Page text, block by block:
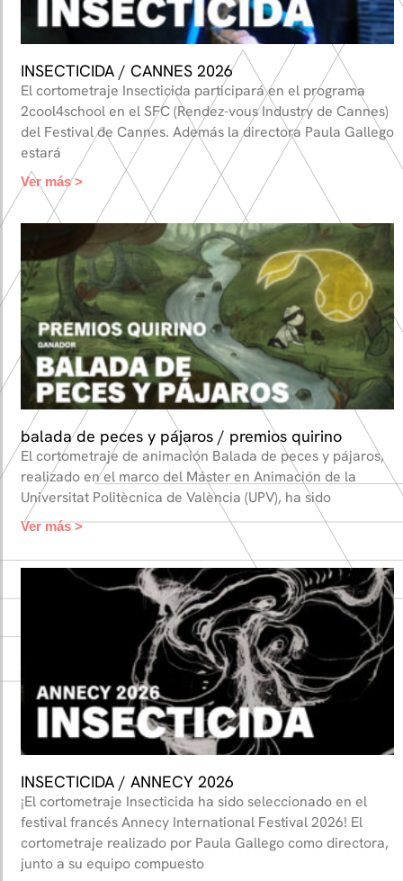
INSECTICIDA / CANNES 2026
El cortometraje Insecticida participará en el programa
2cool4school en el SFC (Rendez-vous Industry de Cannes)
del Festival de Cannes. Además la directora Paula Gallego
estará
Ver más >
balada de peces y pájaros / premios quirino
El cortometraje de animación Balada de peces y pájaros,
realizado en el marco del Máster en Animación de la
Universitat Politècnica de València (UPV), ha sido
Ver más >
INSECTICIDA / ANNECY 2026
¡El cortometraje Insecticida ha sido seleccionado en el
festival francés Annecy International Festival 2026! El
cortometraje realizado por Paula Gallego como directora,
junto a su equipo compuesto